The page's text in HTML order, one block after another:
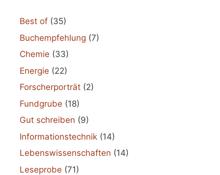
Best of (35)
Buchempfehlung (7)
Chemie (33)
Energie (22)
Forscherporträt (2)
Fundgrube (18)
Gut schreiben (9)
Informationstechnik (14)
Lebenswissenschaften (14)
Leseprobe (71)